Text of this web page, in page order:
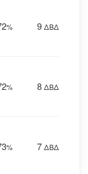
% 9 ΔΒΔ
% 8 ΔΒΔ
% 7 ΔΒΔ